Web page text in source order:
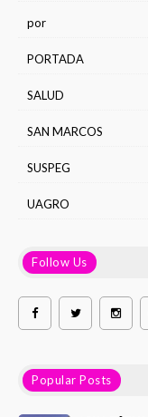
por
PORTADA
SALUD
SAN MARCOS
SUSPEG
UAGRO
Follow Us
Popular Posts